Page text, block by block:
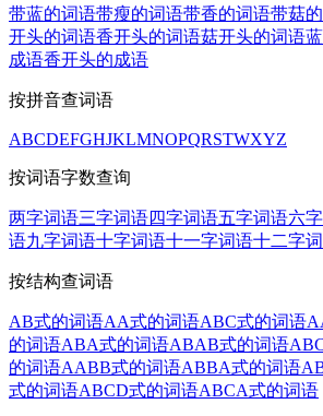
带蓝的词语带瘦的词语带香的词语带菇
开头的词语香开头的词语菇开头的词语
成语香开头的成语
按拼音查词语
ABCDEFGHJKLMNOPQRSTWXYZ
按词语字数查询
两字词语三字词语四字词语五字词语六
语九字词语十字词语十一字词语十二字
按结构查词语
AB式的词语AA式的词语ABC式的词语
的词语ABA式的词语ABAB式的词语
的词语AABB式的词语ABBA式的词语
式的词语ABCD式的词语ABCA式的词语